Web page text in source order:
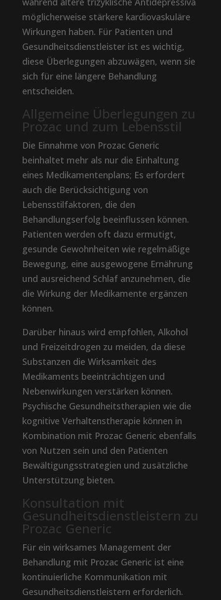
möglicherweise stärkere kardiovaskuläre
Wirkungen haben. Für Patienten und
Gesundheitsdienstleister ist es wichtig,
diese Überlegungen abzuwägen, wenn sie
sich für eine längere Behandlung
entscheiden.
Allgemeine Überlegungen zu
Prozac und zum Lebensstil
Die Einnahme von Prozac Generic
beinhaltet mehr als nur die Einhaltung
eines Medikamentenplans; Es erfordert
auch die Berücksichtigung von
Lebensstilfaktoren, die den
Behandlungserfolg beeinflussen können.
Patienten werden oft dazu ermutigt,
gesunde Gewohnheiten wie regelmäßige
Bewegung, eine ausgewogene Ernährung
und ausreichend Schlaf anzunehmen, die
die Wirkung der Medikamente ergänzen
können.
Darüber hinaus wird empfohlen, Alkohol
und Freizeitdrogen zu meiden, da diese
Substanzen die Wirksamkeit des
Medikaments beeinträchtigen und
Nebenwirkungen verstärken können.
Psychische Gesundheitstherapien wie die
kognitive Verhaltenstherapie können in
Kombination mit Prozac Generic ebenfalls
von Nutzen sein und den Patienten
Bewältigungsstrategien und zusätzliche
Unterstützung bieten.
Konsultation mit
Gesundheitsdienstleistern zu
Prozac Generic
Für ein wirksames Management der
Behandlung mit Prozac Generic ist eine
kontinuierliche Kommunikation mit
Gesundheitsdienstleistern erforderlich.